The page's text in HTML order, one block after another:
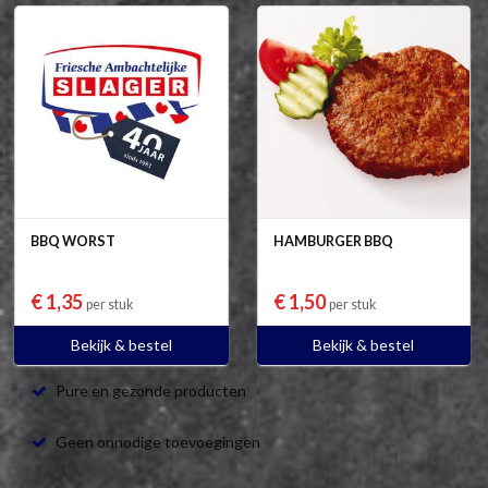
BBQ WORST
€ 1,35 per stuk
Bekijk & bestel
HAMBURGER BBQ
€ 1,50per stuk
Bekijk & bestel
Pure en gezonde producten
Geen onnodige toevoegingen